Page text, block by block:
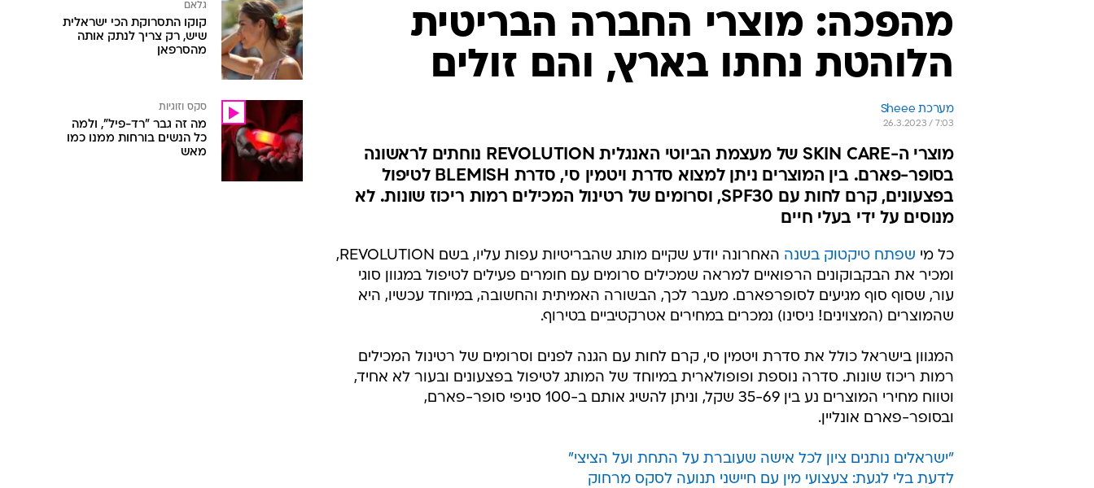
מהפכה: מוצרי החברה הבריטית
הלוהטת נחתו בארץ, והם זולים
מערכת Sheee
26.3.2023 / 7:03
מוצרי ה-SKIN CARE של מעצמת הביוטי האנגלית REVOLUTION נוחתים לראשונה
בסופר-פארם. בין המוצרים ניתן למצוא סדרת ויטמין סי, סדרת BLEMISH לטיפול
בפצעונים, קרם לחות עם SPF30, וסרומים של רטינול המכילים רמות ריכוז שונות. לא
מנוסים על ידי בעלי חיים
כל מי שפתח טיקטוק בשנה
האחרונה יודע שקיים מותג שהבריטיות עפות עליו, בשם REVOLUTION,
ומכיר את הבקבוקונים הרפואיים למראה שמכילים סרומים עם חומרים פעילים לטיפול במגוון סוגי
עור, שסוף סוף מגיעים לסופרפארם. מעבר לכך, הבשורה האמיתית והחשובה, במיוחד עכשיו, היא
שהמוצרים (המצוינים! ניסינו) נמכרים במחירים אטרקטיביים בטירוף.
המגוון בישראל כולל את סדרת ויטמין סי, קרם לחות עם הגנה לפנים וסרומים של רטינול המכילים
רמות ריכוז שונות. סדרה נוספת ופופולארית במיוחד של המותג לטיפול בפצעונים ובעור לא אחיד,
וטווח מחירי המוצרים נע בין 35-69 שקל, וניתן להשיג אותם ב-100 סניפי סופר-פארם,
ובסופר-פארם אונליין.
"ישראלים נותנים ציון לכל אישה שעוברת על התחת ועל הציצי"
לדעת בלי לגעת: צעצועי מין עם חיישני תנועה לסקס מרחוק
גלאם
קוקו התסרוקת הכי ישראלית
שיש, רק צריך לנתק אותה
מהסרפאן
סקס וזוגיות
מה זה גבר "רד-פיל", ולמה
כל הנשים בורחות ממנו כמו
מאש